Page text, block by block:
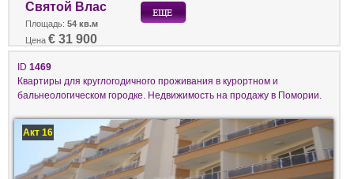
Святой Влас
Площадь: 54 кв.м
Цена € 31 900
ID 1469
Квартиры для круглогодичного проживания в курортном и
бальнеологическом городке. Недвижимость на продажу в Помории.
Акт 16